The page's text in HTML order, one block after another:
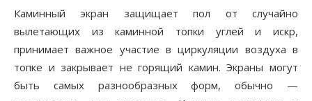
Каминный экран защищает пол от случайно
вылетающих из каминной топки углей и искр,
принимает важное участие в циркуляции воздуха в
топке и закрывает не горящий камин. Экраны могут
быть самых разнообразных форм, обычно —